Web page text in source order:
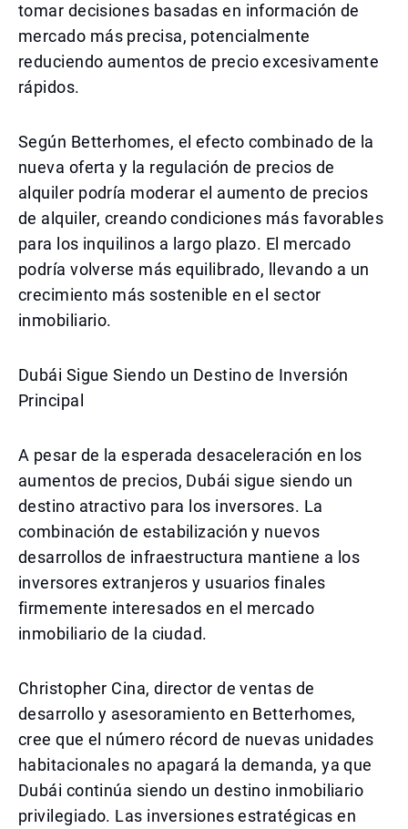
tomar decisiones basadas en información de
mercado más precisa, potencialmente
reduciendo aumentos de precio excesivamente
rápidos.
Según Betterhomes, el efecto combinado de la
nueva oferta y la regulación de precios de
alquiler podría moderar el aumento de precios
de alquiler, creando condiciones más favorables
para los inquilinos a largo plazo. El mercado
podría volverse más equilibrado, llevando a un
crecimiento más sostenible en el sector
inmobiliario.
Dubái Sigue Siendo un Destino de Inversión
Principal
A pesar de la esperada desaceleración en los
aumentos de precios, Dubái sigue siendo un
destino atractivo para los inversores. La
combinación de estabilización y nuevos
desarrollos de infraestructura mantiene a los
inversores extranjeros y usuarios finales
firmemente interesados en el mercado
inmobiliario de la ciudad.
Christopher Cina, director de ventas de
desarrollo y asesoramiento en Betterhomes,
cree que el número récord de nuevas unidades
habitacionales no apagará la demanda, ya que
Dubái continúa siendo un destino inmobiliario
privilegiado. Las inversiones estratégicas en